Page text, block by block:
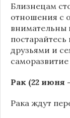
Близнецам
отношения с
внимательны
друзьями и
Рак (22 июня
Рака ждут